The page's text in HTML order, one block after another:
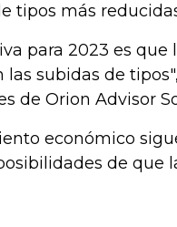
tipos más
para 2023 es que
las subidas de
de Orion Advisor
económico
de que